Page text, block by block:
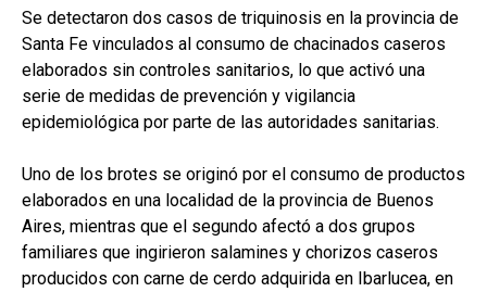
Se detectaron dos casos de triquinosis en la provincia de
Santa Fe vinculados al consumo de chacinados caseros
elaborados sin controles sanitarios, lo que activó una
serie de medidas de prevención y vigilancia
epidemiológica por parte de las autoridades sanitarias.
Uno de los brotes se originó por el consumo de productos
elaborados en una localidad de la provincia de Buenos
Aires, mientras que el segundo afectó a dos grupos
familiares que ingirieron salamines y chorizos caseros
producidos con carne de cerdo adquirida en Ibarlucea, en